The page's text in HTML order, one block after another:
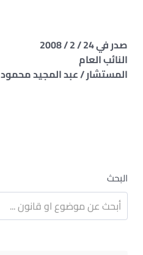
صدر في 24 / 2 / 2008
النائب العام
المستشار / عبد المجيد محمود
البحث